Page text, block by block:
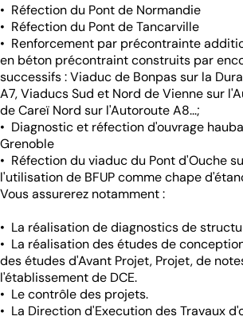
• Réfection du Pont de Normandie
• Réfection du Pont de Tancarville
• Renforcement par précontrainte
en béton précontraint construits par
successifs : Viaduc de Bonpas sur la
A7, Viaducs Sud et Nord de Vienne sur
de Careï Nord sur l'Autoroute A8...;
• Diagnostic et réfection d'ouvrage
Grenoble
• Réfection du viaduc du Pont d'Ouche
l'utilisation de BFUP comme chape
Vous assurerez notamment :
• La réalisation de diagnostics de
• La réalisation des études de
des études d'Avant Projet, Projet, de
l'établissement de DCE.
• Le contrôle des projets.
• La Direction d'Execution des Travaux